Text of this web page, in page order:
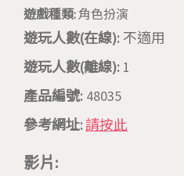
遊戲種類:角色扮演
遊玩人數(在線): 不適用
遊玩人數(離線): 1
產品編號: 48035
參考網址:請按此
影片: